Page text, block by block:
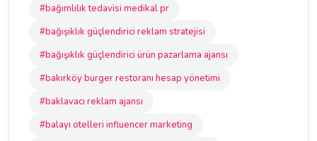
#bağımlılık tedavisi medikal pr
#bağışıklık güçlendirici reklam stratejisi
#bağışıklık güçlendirici ürün pazarlama ajansı
#bakırköy burger restoranı hesap yönetimi
#baklavacı reklam ajansı
#balayı otelleri influencer marketing